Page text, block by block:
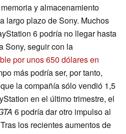
y almacenamiento
largo plazo de Sony. Muchos
6 podría no llegar hasta
Sony, seguir con la
por unos 650 dólares en
más podría ser, por tanto,
la compañía sólo vendió 1,5
en el último trimestre, el
6 podría dar otro impulso al
los recientes aumentos de